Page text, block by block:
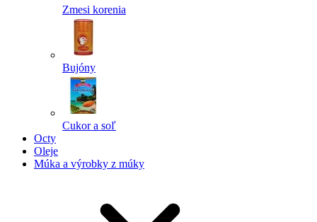
Zmesi korenia
Bujóny
Cukor a soľ
Octy
Oleje
Múka a výrobky z múky